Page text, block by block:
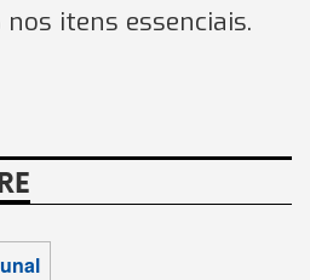
nos itens essenciais.